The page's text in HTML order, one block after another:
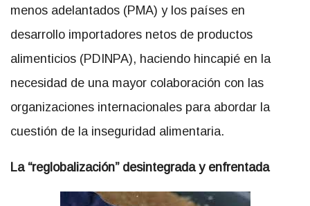
menos adelantados (PMA) y los países en
desarrollo importadores netos de productos
alimenticios (PDINPA), haciendo hincapié en la
necesidad de una mayor colaboración con las
organizaciones internacionales para abordar la
cuestión de la inseguridad alimentaria.
La“reglobalización” desintegrada y enfrentada